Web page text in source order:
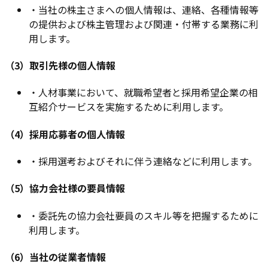
・ 当社の株主さまへの個人情報は、連絡、各種情報等
の提供および株主管理および関連・付帯する業務に利
用します。
（3）取引先様の個人情報
・ 人材事業において、就職希望者と採用希望企業の相
互紹介サービスを実施するために利用します。
（4）採用応募者の個人情報
・ 採用選考およびそれに伴う連絡などに利用します。
（5）協力会社様の要員情報
・ 委託先の協力会社要員のスキル等を把握するために
利用します。
（6）当社の従業者情報